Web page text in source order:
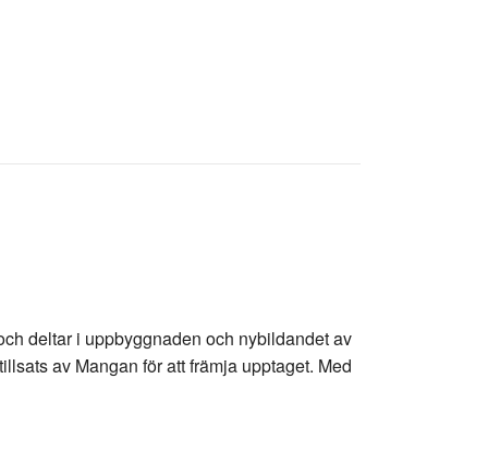
deltar i uppbyggnaden och nybildandet av
av Mangan för att främja upptaget. Med